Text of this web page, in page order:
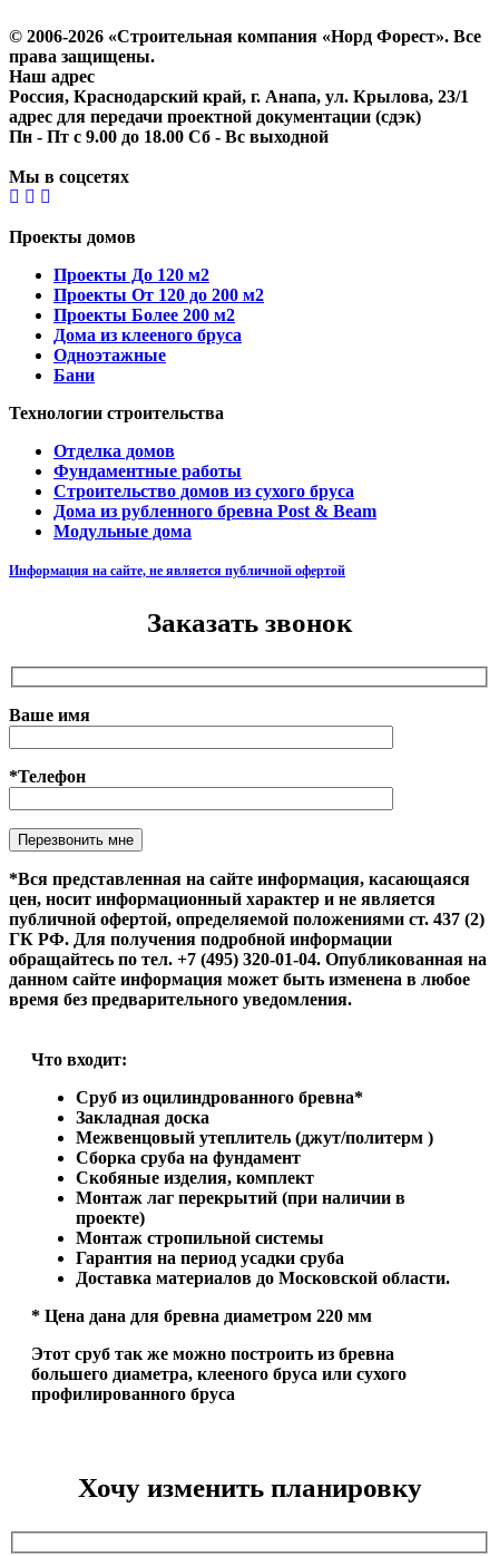
© 2006-2026 «Строительная компания «Норд Форест». Все
права защищены.
Наш адрес
Россия, Краснодарский край, г. Анапа, ул. Крылова, 23/1
адрес для передачи проектной документации (сдэк)
Пн - Пт с 9.00 до 18.00 Сб - Вс выходной
Мы в соцсетях
Проекты домов
Проекты До 120 м2
Проекты От 120 до 200 м2
Проекты Более 200 м2
Дома из клееного бруса
Одноэтажные
Бани
Технологии строительства
Отделка домов
Фундаментные работы
Строительство домов из сухого бруса
Дома из рубленного бревна Post & Beam
Модульные дома
Информация на сайте, не является публичной офертой
Заказать звонок
Ваше имя
*Телефон
Оставьте это поле пустым.
*Вся представленная на сайте информация, касающаяся
цен, носит информационный характер и не является
публичной офертой, определяемой положениями ст. 437 (2)
ГК РФ. Для получения подробной информации
обращайтесь по тел. +7 (495) 320-01-04. Опубликованная на
данном сайте информация может быть изменена в любое
время без предварительного уведомления.
Что входит:
Сруб из оцилиндрованного бревна*
Закладная доска
Межвенцовый утеплитель (джут/политерм )
Сборка сруба на фундамент
Скобяные изделия, комплект
Монтаж лаг перекрытий (при наличии в
проекте)
Монтаж стропильной системы
Гарантия на период усадки сруба
Доставка материалов до Московской области.
* Цена дана для бревна диаметром 220 мм
Этот сруб так же можно построить из бревна
большего диаметра, клееного бруса или сухого
профилированного бруса
Хочу изменить планировку